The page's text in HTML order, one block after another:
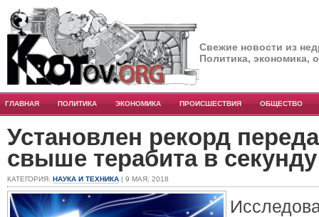
Свежие новости из
Политика, экономика,
ГЛАВНАЯ ПОЛИТИКА ЭКОНОМИКА ПРОИСШЕСТВИЯ ОБЩЕСТВО
Установлен рекорд
свыше терабита в секунду
КАТЕГОРИЯ: НАУКА И ТЕХНИКА | 9 МАЯ, 2018